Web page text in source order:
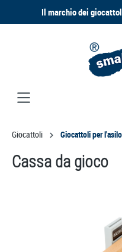
principaleIl marchio dei
Giocattoli Giocattoli per l'asilo
Cassa da gioco